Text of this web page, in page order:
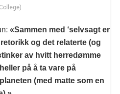
College)
«Sammen med ‘selvsagt er
og det relaterte (og
av hvitt herredømme
på å ta vare på
(med matte som en